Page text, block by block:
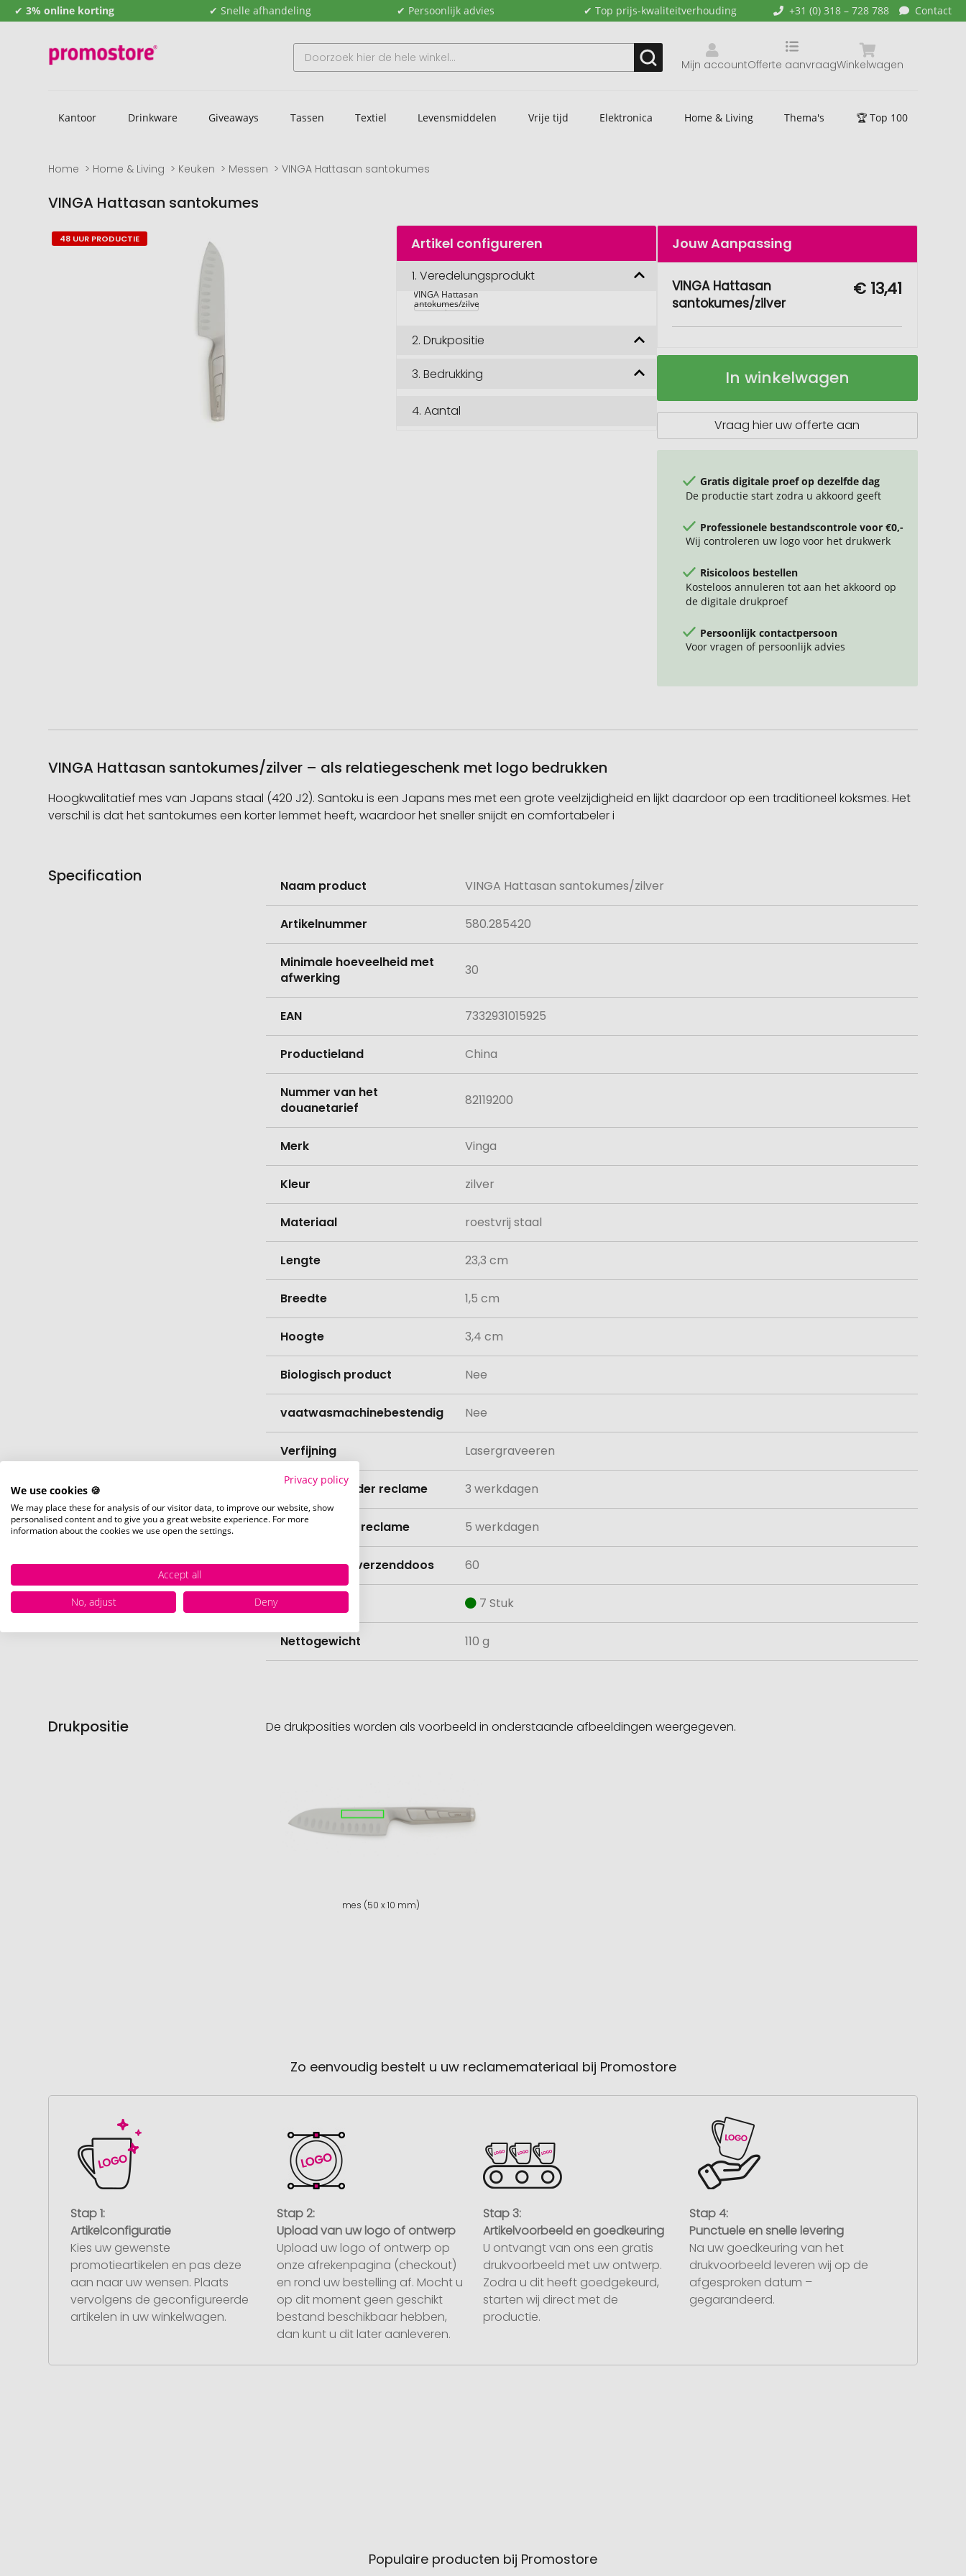
✔ 3% online korting ✔ Snelle afhandeling ✔ Persoonlijk advies ✔ Top prijs-kwaliteitverhouding +31 (0) 318 – 728 788 Contact
Mijn account Winkelwagen
Offerte aanvraag
Kantoor Drinkware Giveaways Tassen Textiel Levensmiddelen Vrije tijd Elektronica Home & Living Thema's 🏆 Top 100
Home Home & Living Keuken Messen VINGA Hattasan santokumes
VINGA Hattasan santokumes
Naar
het
Naar
het
48 UUR PRODUCTIE Artikel configureren
1.Veredelungsprodukt
VINGA Hattasan
santokumes/zilver
2.Drukpositie
3.Bedrukking
4.Aantal
Jouw Aanpassing
VINGA Hattasan
santokumes/zilver
€ 13,41
VINGA
Op
In winkelwagen
Vraag hier uw offerte aan
Gratis digitale proef op dezelfde dag
De productie start zodra u akkoord geeft
Professionele bestandscontrole voor €0,-
Wij controleren uw logo voor het drukwerk
Risicoloos bestellen
Kosteloos annuleren tot aan het akkoord op
de digitale drukproef
Persoonlijk contactpersoon
Voor vragen of persoonlijk advies
VINGA Hattasan santokumes/zilver – als relatiegeschenk met logo bedrukken
Hoogkwalitatief mes van Japans staal (420 J2). Santoku is een Japans mes met een grote veelzijdigheid en lijkt daardoor op een traditioneel koksmes. Het
verschil is dat het santokumes een korter lemmet heeft, waardoor het sneller snijdt en comfortabeler i
Specification
informatie
Naam product VINGA Hattasan santokumes/zilver
Artikelnummer 580.285420
Minimale hoeveelheid met
afwerking
30
EAN 7332931015925
Productieland China
Nummer van het
douanetarief
82119200
Merk Vinga
Kleur zilver
Materiaal roestvrij staal
Lengte 23,3 cm
Breedte 1,5 cm
Hoogte 3,4 cm
Biologisch product Nee
vaatwasmachinebestendig Nee
Verfijning Lasergraveeren
Levertijd zonder reclame 3 werkdagen
Levertijd met reclame 5 werkdagen
Hoeveelheid verzenddoos 60
7 Stuk
Nettogewicht 110 g
Drukpositie De drukposities worden als voorbeeld in onderstaande afbeeldingen weergegeven.
mes (50 x 10 mm)
Zo eenvoudig bestelt u uw reclamemateriaal bij Promostore
Stap 1:
Artikelconfiguratie
Kies uw gewenste
promotieartikelen en pas deze
aan naar uw wensen. Plaats
vervolgens de geconfigureerde
artikelen in uw winkelwagen.
Stap 2:
Upload van uw logo of ontwerp
Upload uw logo of ontwerp op
onze afrekenpagina (checkout)
en rond uw bestelling af. Mocht u
op dit moment geen geschikt
bestand beschikbaar hebben,
dan kunt u dit later aanleveren.
Stap 3:
Artikelvoorbeeld en goedkeuring
U ontvangt van ons een gratis
drukvoorbeeld met uw ontwerp.
Zodra u dit heeft goedgekeurd,
starten wij direct met de
productie.
Stap 4:
Punctuele en snelle levering
Na uw goedkeuring van het
drukvoorbeeld leveren wij op de
afgesproken datum –
gegarandeerd.
Populaire producten bij Promostore
Privacy policy
We use cookies 🍪
We may place these for analysis of our visitor data, to improve our website, show
personalised content and to give you a great website experience. For more
information about the cookies we use open the settings.
Accept all
No, adjust
Deny